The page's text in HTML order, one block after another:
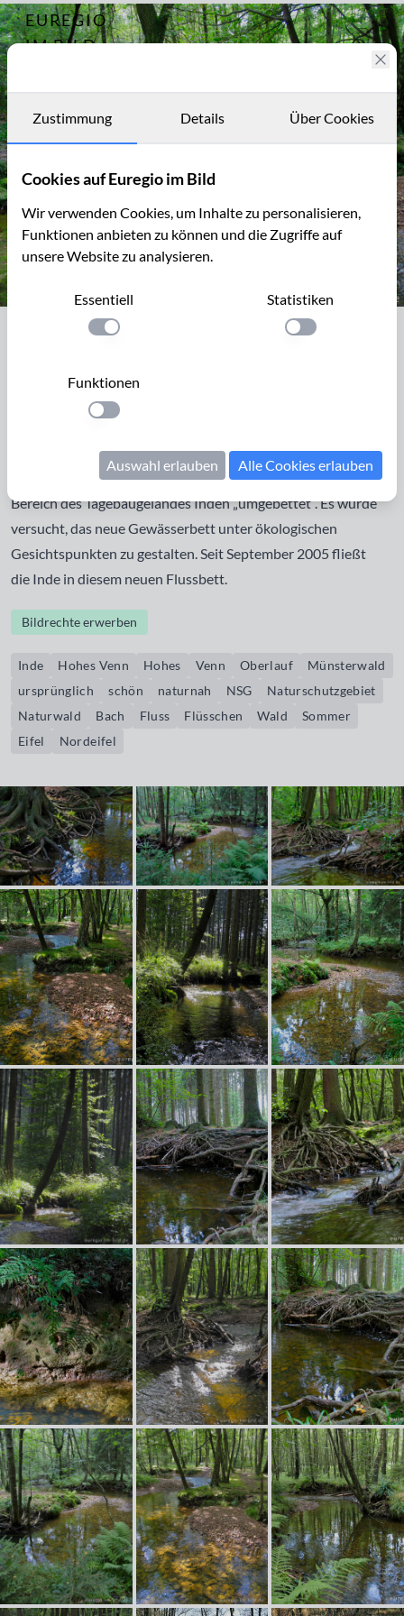
EUREGIO
IM BILD
Archiv
Kontakt
Archiv 1332
Die Inde im Münsterwald, Nordeifel
Die Inde im Münsterwald, Nordeifel
Die Inde entspringt im Hohen Venn in der Nähe von Raeren
in Ostbelgien. Ihr Oberlauf im Münsterwald ist sehr
von 42 km bis zur Mündung in die Rur wird die Inde ab
Stolberg mit industriellen Abwässern belastet und im
Bereich des Tagebaugeländes Inden „umgebettet“. Es wurde
versucht, das neue Gewässerbett unter ökologischen
Gesichtspunkten zu gestalten. Seit September 2005 fließt
die Inde in diesem neuen Flussbett.
Bildrechte erwerben
Inde Hohes Venn Hohes Venn Oberlauf
Münsterwald
ursprünglich
schön naturnah NSG
Naturschutzgebiet
Naturwald
Bach Fluss Flüsschen Wald
Sommer
Eifel
Nordeifel
Zustimmung Details Über Cookies
Cookies auf Euregio im Bild
Wir verwenden Cookies, um Inhalte zu personalisieren,
Funktionen anbieten zu können und die Zugriffe auf
unsere Website zu analysieren.
Essentiell
Einstellung anwenden
Statistiken
Einstellung
Funktionen
Einstellung anwenden
Auswahl erlauben Alle Cookies erlauben